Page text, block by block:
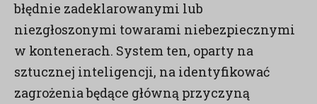
błędnie zadeklarowanymi lub
niezgłoszonymi towarami niebezpiecznymi
w kontenerach. System ten, oparty na
sztucznej inteligencji, na identyfikować
zagrożenia będące główną przyczyną